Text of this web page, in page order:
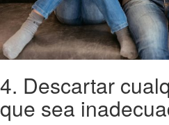
4. Descartar
que sea